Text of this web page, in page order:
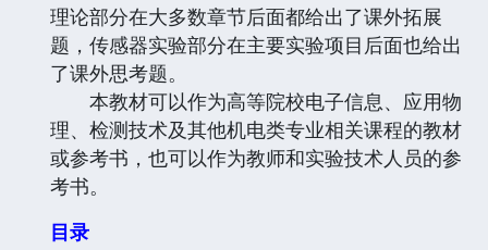
理论部分在大多数章节后面都给出了课外拓展
题，传感器实验部分在主要实验项目后面也给出
了课外思考题。
本教材可以作为高等院校电子信息、应用物
理、检测技术及其他机电类专业相关课程的教材
或参考书，也可以作为教师和实验技术人员的参
考书。
目录